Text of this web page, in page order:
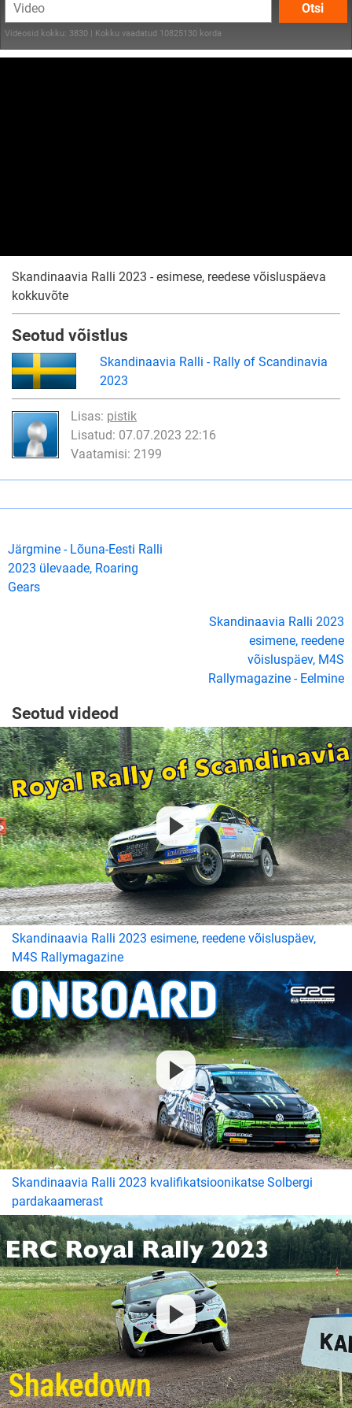
Otsi
Videosid kokku: 3830 | Kokku vaadatud 10825130 korda
Skandinaavia Ralli 2023 - esimese, reedese võisluspäeva
kokkuvõte
Seotud võistlus
Skandinaavia Ralli - Rally of Scandinavia
2023
Lisas: pistik
Lisatud: 07.07.2023 22:16
Vaatamisi: 2199
Järgmine - Lõuna-Eesti Ralli
2023 ülevaade, Roaring
Gears
Skandinaavia Ralli 2023
esimene, reedene
võisluspäev, M4S
Rallymagazine - Eelmine
Seotud videod
Skandinaavia Ralli 2023 esimene, reedene võisluspäev,
M4S Rallymagazine
Skandinaavia Ralli 2023 kvalifikatsioonikatse Solbergi
pardakaamerast